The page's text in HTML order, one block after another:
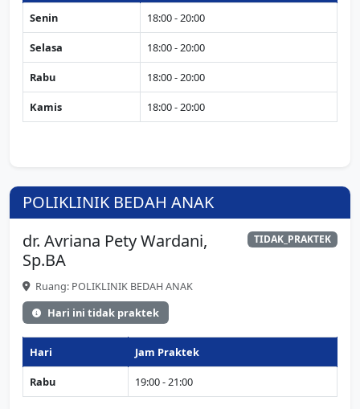
Senin 18:00 - 20:00
Selasa 18:00 - 20:00
Rabu 18:00 - 20:00
Kamis 18:00 - 20:00
POLIKLINIK BEDAH ANAK
dr. Avriana Pety Wardani,
Sp.BA
TIDAK_PRAKTEK
Ruang: POLIKLINIK BEDAH ANAK
Hari ini tidak praktek
Hari Jam Praktek
Rabu 19:00 - 21:00